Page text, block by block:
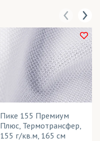
Пике 155 Премиум
Плюс, Термотрансфер,
155 г/кв.м, 165 см